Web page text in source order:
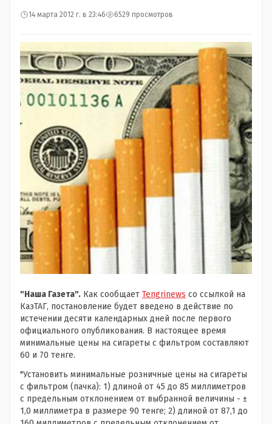
14 марта 2012 г. в 23:46 6529 просмотров
"Наша Газета". Как сообщает Tengrinews со ссылкой на
КазТАГ, постановление будет введено в действие по
истечении десяти календарных дней после первого
официального опубликования. В настоящее время
минимальные цены на сигареты с фильтром составляют
60 и 70 тенге.
"Установить минимальные розничные цены на сигареты
с фильтром (пачка): 1) длиной от 45 до 85 миллиметров
с предельным отклонением от выбранной величины - ±
1,0 миллиметра в размере 90 тенге; 2) длиной от 87,1 до